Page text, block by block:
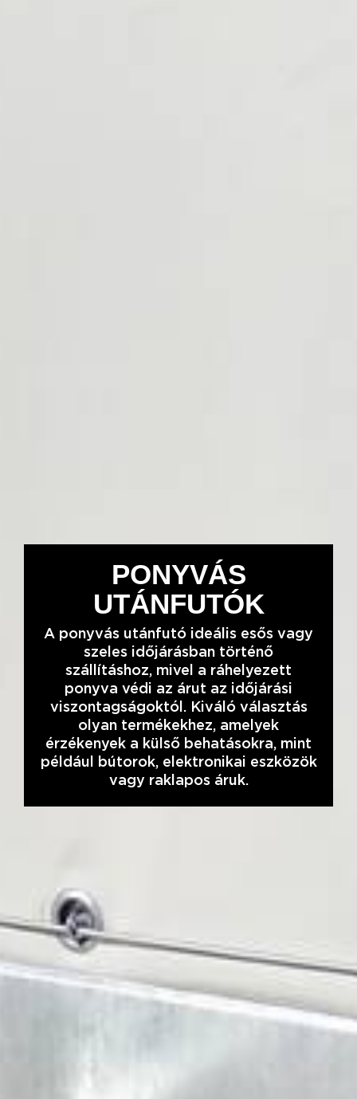
PONYVÁS
UTÁNFUTÓK
A ponyvás utánfutó ideális esős vagy
szeles időjárásban történő
szállításhoz, mivel a ráhelyezett
ponyva védi az árut az időjárási
viszontagságoktól. Kiváló választás
olyan termékekhez, amelyek
érzékenyek a külső behatásokra, mint
például bútorok, elektronikai eszközök
vagy raklapos áruk.